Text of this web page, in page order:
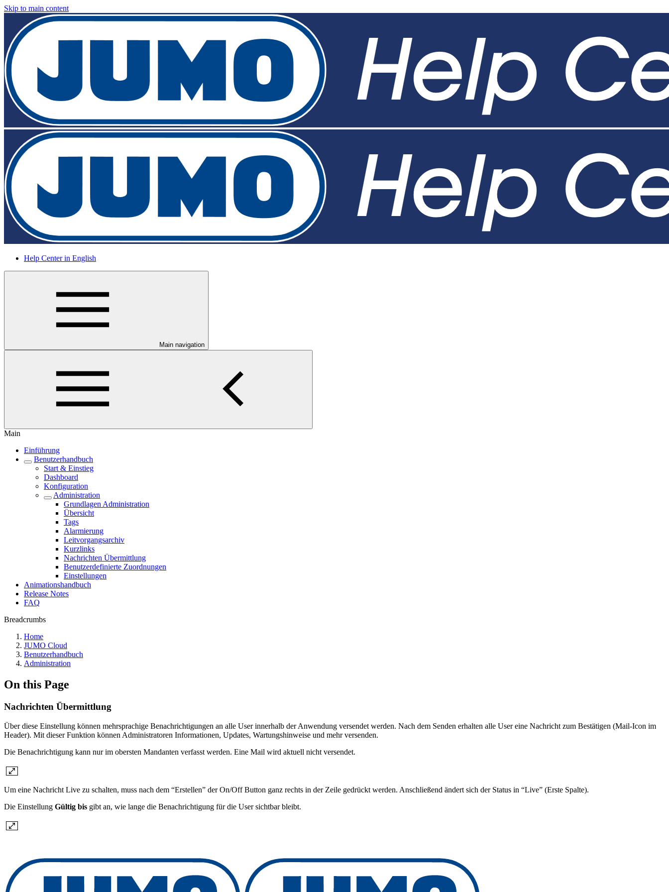
Skip to main content
Help Center in English
Main navigation
Main
Einführung
Benutzerhandbuch
Start & Einstieg
Dashboard
Konfiguration
Administration
Grundlagen Administration
Übersicht
Tags
Alarmierung
Leitvorgangsarchiv
Kurzlinks
Nachrichten Übermittlung
Benutzerdefinierte Zuordnungen
Einstellungen
Animationshandbuch
Release Notes
FAQ
Breadcrumbs
Home
JUMO Cloud
Benutzerhandbuch
Administration
On this Page
Nachrichten Übermittlung
Über diese Einstellung können mehrsprachige Benachrichtigungen an alle User innerhalb der Anwendung versendet werden. Nach dem Senden erhalten alle User eine Nachricht zum Bestätigen (Mail-Icon im
Header). Mit dieser Funktion können Administratoren Informationen, Updates, Wartungshinweise und mehr versenden.
Die Benachrichtigung kann nur im obersten Mandanten verfasst werden. Eine Mail wird aktuell nicht versendet.
Um eine Nachricht Live zu schalten, muss nach dem “Erstellen” der On/Off Button ganz rechts in der Zeile gedrückt werden. Anschließend ändert sich der Status in “Live” (Erste Spalte).
Die Einstellung Gültig bis gibt an, wie lange die Benachrichtigung für die User sichtbar bleibt.